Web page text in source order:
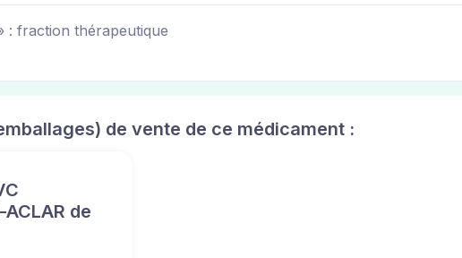
: fraction thérapeutique
de vente de ce médicament :
de